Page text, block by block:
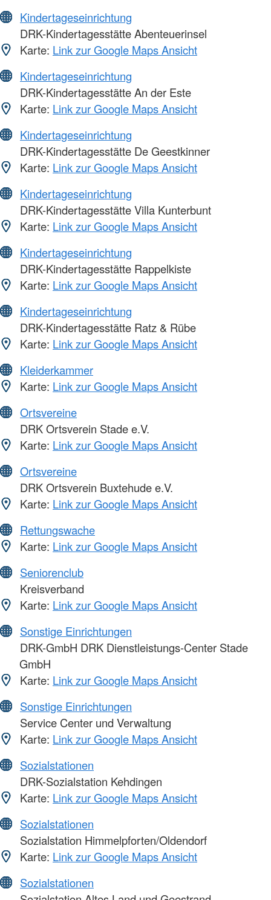
Kindertageseinrichtung
DRK-Kindertagesstätte Abenteuerinsel
Karte: Link zur Google Maps Ansicht
Kindertageseinrichtung
DRK-Kindertagesstätte An der Este
Karte: Link zur Google Maps Ansicht
Kindertageseinrichtung
DRK-Kindertagesstätte De Geestkinner
Karte: Link zur Google Maps Ansicht
Kindertageseinrichtung
DRK-Kindertagesstätte Villa Kunterbunt
Karte: Link zur Google Maps Ansicht
Kindertageseinrichtung
DRK-Kindertagesstätte Rappelkiste
Karte: Link zur Google Maps Ansicht
Kindertageseinrichtung
DRK-Kindertagesstätte Ratz & Rübe
Karte: Link zur Google Maps Ansicht
Kleiderkammer
Karte: Link zur Google Maps Ansicht
Ortsvereine
DRK Ortsverein Stade e.V.
Karte: Link zur Google Maps Ansicht
Ortsvereine
DRK Ortsverein Buxtehude e.V.
Karte: Link zur Google Maps Ansicht
Rettungswache
Karte: Link zur Google Maps Ansicht
Seniorenclub
Kreisverband
Karte: Link zur Google Maps Ansicht
Sonstige Einrichtungen
DRK-GmbH DRK Dienstleistungs-Center Stade
GmbH
Karte: Link zur Google Maps Ansicht
Sonstige Einrichtungen
Service Center und Verwaltung
Karte: Link zur Google Maps Ansicht
Sozialstationen
DRK-Sozialstation Kehdingen
Karte: Link zur Google Maps Ansicht
Sozialstationen
Sozialstation Himmelpforten/Oldendorf
Karte: Link zur Google Maps Ansicht
Sozialstationen